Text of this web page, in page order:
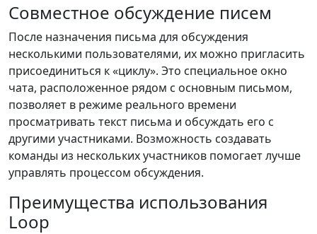
Совместное обсуждение писем
После назначения письма для обсуждения
несколькими пользователями, их можно пригласить
присоединиться к «циклу». Это специальное окно
чата, расположенное рядом с основным письмом,
позволяет в режиме реального времени
просматривать текст письма и обсуждать его с
другими участниками. Возможность создавать
команды из нескольких участников помогает лучше
управлять процессом обсуждения.
Преимущества использования
Loop